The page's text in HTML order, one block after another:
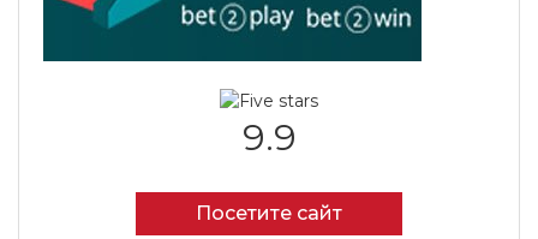
9.9
Посетите сайт